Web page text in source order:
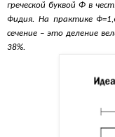
греческой буквой Φ в
Фидия. На практике
сечение – это деление
38%.